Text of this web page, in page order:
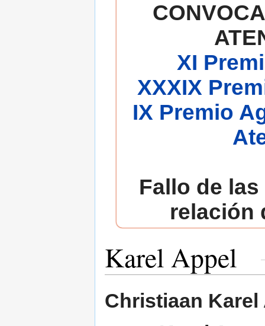
XI
XXXIX
IX Premio
Fallo de
relación
Karel Appel
Christiaan Karel